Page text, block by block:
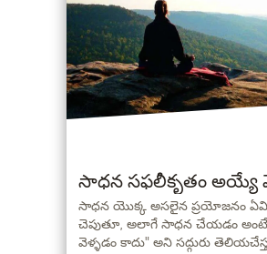
సాధన సఫలీకృతం అయ్యే
సాధన యొక్క అసలైన ప్రయోజనం
చెపుతూ, అలాగే సాధన చేయడం అంటే "ఎక్కడికో
వెళ్ళడం కాదు" అని సద్గురు